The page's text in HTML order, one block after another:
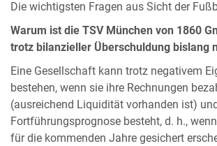
Die wichtigsten Fragen aus Sicht der
Warum ist die TSV München von 1860
trotz bilanzieller Überschuldung bislang
Eine Gesellschaft kann trotz negativem
bestehen, wenn sie ihre Rechnungen
(ausreichend Liquidität vorhanden ist)
Fortführungsprognose besteht, d. h.,
für die kommenden Jahre gesichert